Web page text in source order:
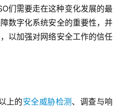
们需要走在这种变化发展的最
数字化系统安全的重要性，并
以加强对网络安全工作的信任
上的安全威胁检测 、调查与响